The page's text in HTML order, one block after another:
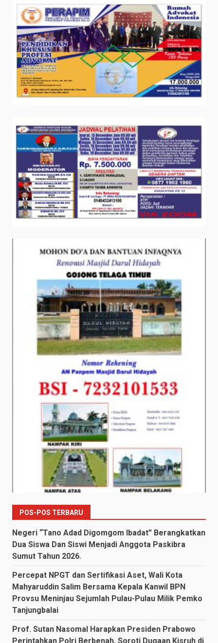
POS-POS TERBARU
Negeri “Tano Adad Digomgom Ibadat” Berangkatkan
Dua Siswa Dan Siswi Menjadi Anggota Paskibra
Sumut Tahun 2026.
Percepat NPGT dan Sertifikasi Aset, Wali Kota
Mahyaruddin Salim Bersama Kepala Kanwil BPN
Provsu Meninjau Sejumlah Pulau-Pulau Milik Pemko
Tanjungbalai
Prof. Sutan Nasomal Harapkan Presiden Prabowo
Perintahkan Polri Berbenah, Soroti Dugaan Kisruh di